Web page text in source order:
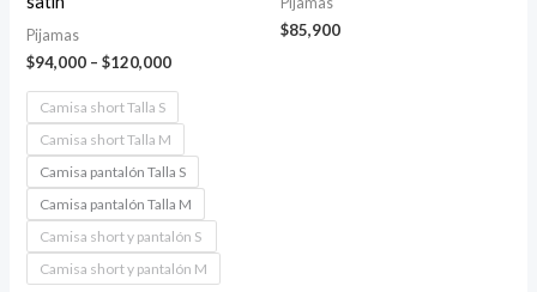
Pijamas
$94,000 – $120,000Price
through
Camisa short Talla S
Camisa short Talla M
Camisa pantalón Talla S
Camisa pantalón Talla M
Camisa short y pantalón S
Camisa short y pantalón M
$85,900